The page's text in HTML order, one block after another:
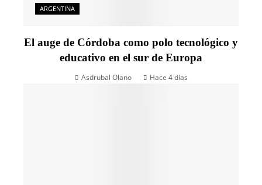
ARGENTINA
El auge de Córdoba como polo tecnológico y
educativo en el sur de Europa
Asdrubal Olano Hace 4 días